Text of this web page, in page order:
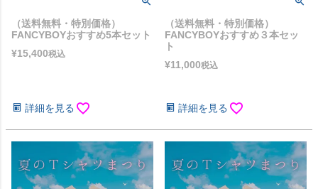
（送料無料・特別価格）
FANCYBOYおすすめ5本セット
¥15,400税込
詳細を見る
（送料無料・特別価格）
FANCYBOYおすすめ３本セッ
ト
¥11,000税込
詳細を見る